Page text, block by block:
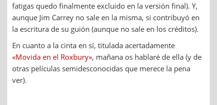
fatigas quedo finalmente excluido en la versión final). Y,
aunque Jim Carrey no sale en la misma, si contribuyó en
la escritura de su guión (aunque no sale en los créditos).
En cuanto a la cinta en sí, titulada acertadamente
«Movida en el Roxbury», mañana os hablaré de ella (y de
otras películas semidesconocidas que merece la pena
ver).